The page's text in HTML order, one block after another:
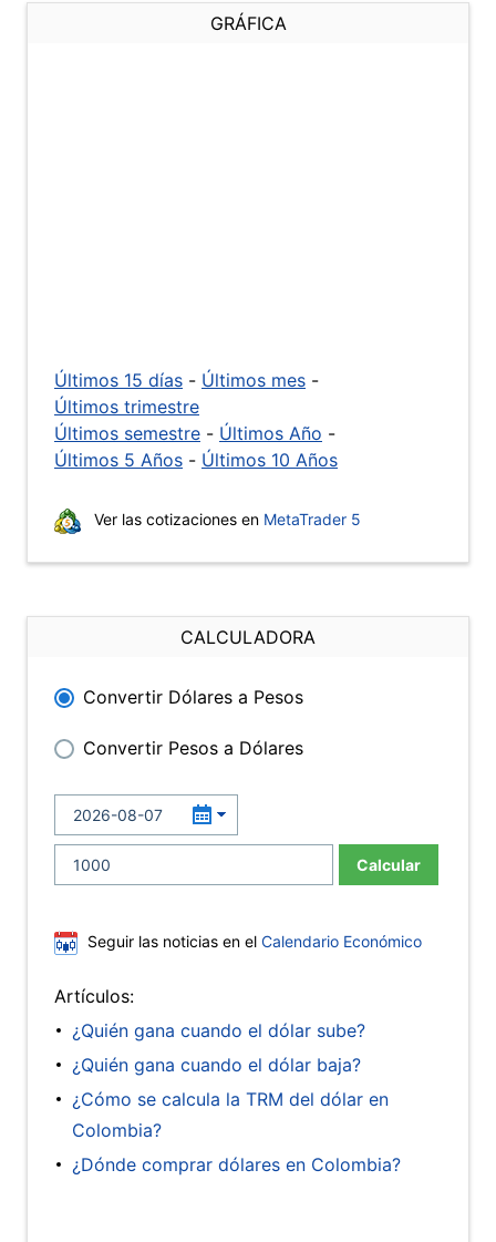
GRÁFICA
Últimos 15 días - Últimos mes -
Últimos trimestre
Últimos semestre - Últimos Año -
Últimos 5 Años - Últimos 10 Años
Ver las cotizaciones en MetaTrader 5
CALCULADORA
Convertir Dólares a Pesos
Convertir Pesos a Dólares
Calcular
Seguir las noticias en el Calendario Económico
Artículos:
¿Quién gana cuando el dólar sube?
¿Quién gana cuando el dólar baja?
¿Cómo se calcula la TRM del dólar en
Colombia?
¿Dónde comprar dólares en Colombia?